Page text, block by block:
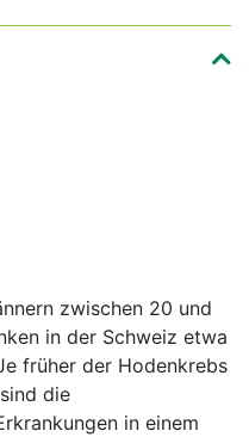
zwischen 20 und
in der Schweiz etwa
früher der Hodenkrebs
die
in einem